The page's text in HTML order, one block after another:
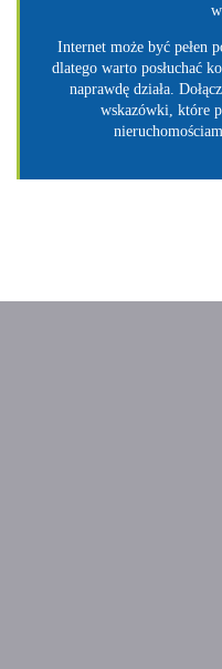
Internet może być pełen
dlatego warto posłuchać
naprawdę działa.
wskazówki, które